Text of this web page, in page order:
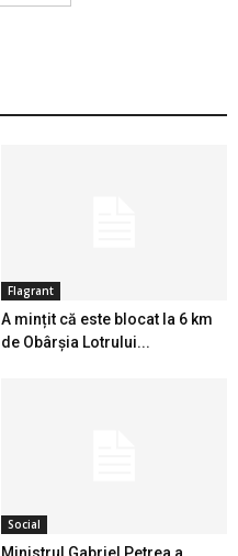
Flagrant
A mințit că este blocat la 6 km
de Obârșia Lotrului...
Social